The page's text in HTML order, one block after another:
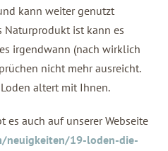
kann weiter genutzt
Naturprodukt ist kann es
irgendwann (nach wirklich
nicht mehr ausreicht.
altert mit Ihnen.
es auch auf unserer Webseite
neuigkeiten/19-loden-die-